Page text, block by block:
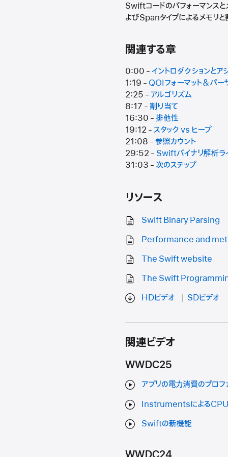
Swiftコードのパフォーマンス
よびSpanタイプによるメモリと
関連する章
0:00 -イントロダクションとア
1:19 - QOIフォーマット＆パー
2:25 - アルゴリズム
8:17 -割り当て
16:30 -排他性
19:12 -スタック vs ヒープ
21:08 -参照カウント
29:52 - Swiftバイナリ解析ラ
31:03 - 次のステップ
リソース
Swift Binary Parsing
Performance and
The Swift website
The Swift
HDビデオ
SDビデオ
関連ビデオ
WWDC25
アプリの電力消費のプロフ
InstrumentsによるCPU
Swiftの新機能
WWDC24